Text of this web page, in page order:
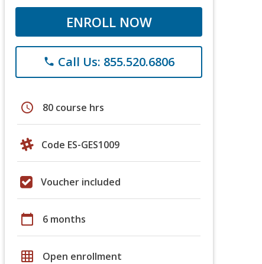
ENROLL NOW
phone Call Us: 855.520.6806
schedule 80 course hrs
Code ES-GES1009
Voucher included
calendar_today 6 months
grid_on Open enrollment